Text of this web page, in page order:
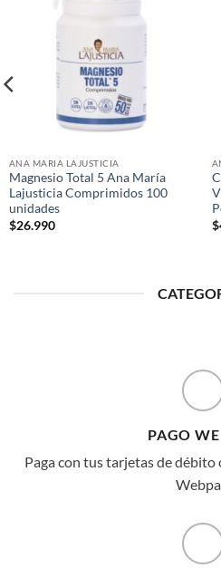
ANA MARIA LAJUSTICIA
Magnesio Total 5 Ana María
Lajusticia Comprimidos 100
unidades
$26.990
$
PAGO
Paga con tus tarjetas de